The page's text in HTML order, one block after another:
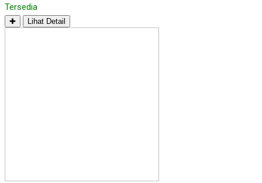
Tersedia
✚ Lihat Detail